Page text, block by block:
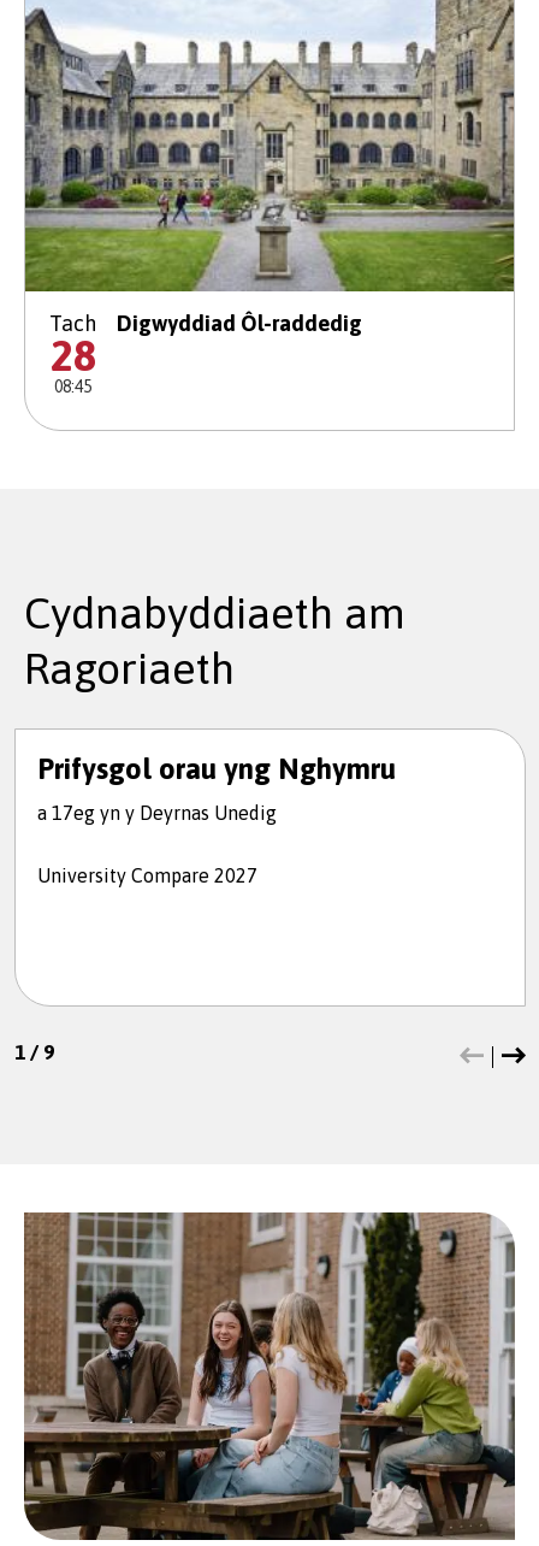
Tach
28
08:45
Digwyddiad Ôl-raddedig
Cydnabyddiaeth am
Ragoriaeth
Prifysgol orau yng Nghymru
a 17eg yn y Deyrnas Unedig
University Compare 2027
1/ 9